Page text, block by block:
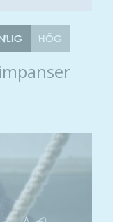
HÖG